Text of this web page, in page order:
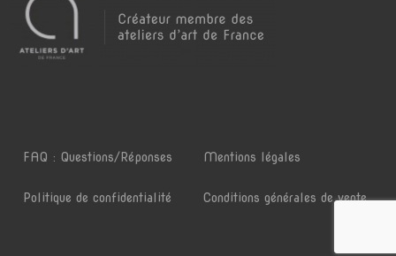
FAQ : Questions/Réponses Mentions légales
Politique de confidentialité Conditions générales de vente